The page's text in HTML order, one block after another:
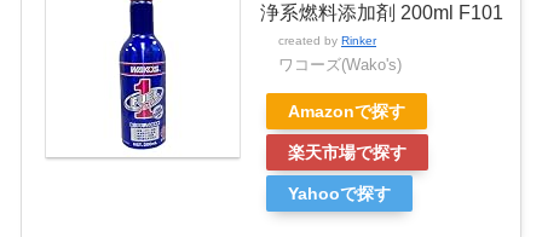
浄系燃料添加剤 200ml F101
created by Rinker
ワコーズ(Wako's)
Amazonで探す
楽天市場で探す
Yahooで探す